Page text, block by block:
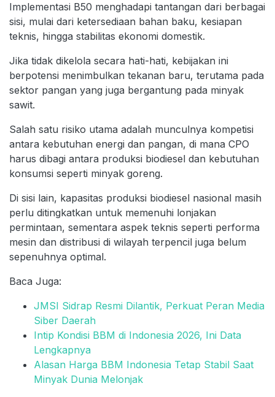
Implementasi B50 menghadapi tantangan dari berbagai
sisi, mulai dari ketersediaan bahan baku, kesiapan
teknis, hingga stabilitas ekonomi domestik.
Jika tidak dikelola secara hati-hati, kebijakan ini
berpotensi menimbulkan tekanan baru, terutama pada
sektor pangan yang juga bergantung pada minyak
sawit.
Salah satu risiko utama adalah munculnya kompetisi
antara kebutuhan energi dan pangan, di mana CPO
harus dibagi antara produksi biodiesel dan kebutuhan
konsumsi seperti minyak goreng.
Di sisi lain, kapasitas produksi biodiesel nasional masih
perlu ditingkatkan untuk memenuhi lonjakan
permintaan, sementara aspek teknis seperti performa
mesin dan distribusi di wilayah terpencil juga belum
sepenuhnya optimal.
Baca Juga:
JMSI Sidrap Resmi Dilantik, Perkuat Peran Media
Siber Daerah
Intip Kondisi BBM di Indonesia 2026, Ini Data
Lengkapnya
Alasan Harga BBM Indonesia Tetap Stabil Saat
Minyak Dunia Melonjak